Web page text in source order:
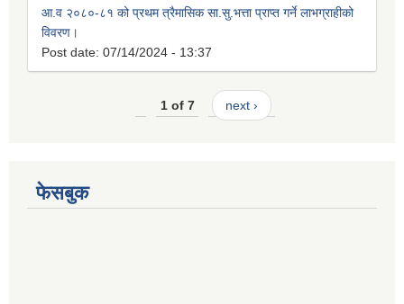
आ.व २०८०-८१ को प्रथम त्रैमासिक सा.सु.भत्ता प्राप्त गर्ने लाभग्राहीको
विवरण।
Post date: 07/14/2024 - 13:37
1 of 7 next ›
फेसबुक